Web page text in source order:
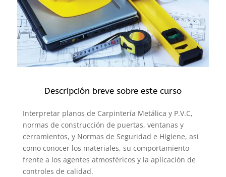
Descripción breve sobre este curso
Interpretar planos de Carpintería Metálica y P.V.C,
normas de construcción de puertas, ventanas y
cerramientos, y Normas de Seguridad e Higiene, así
como conocer los materiales, su comportamiento
frente a los agentes atmosféricos y la aplicación de
controles de calidad.